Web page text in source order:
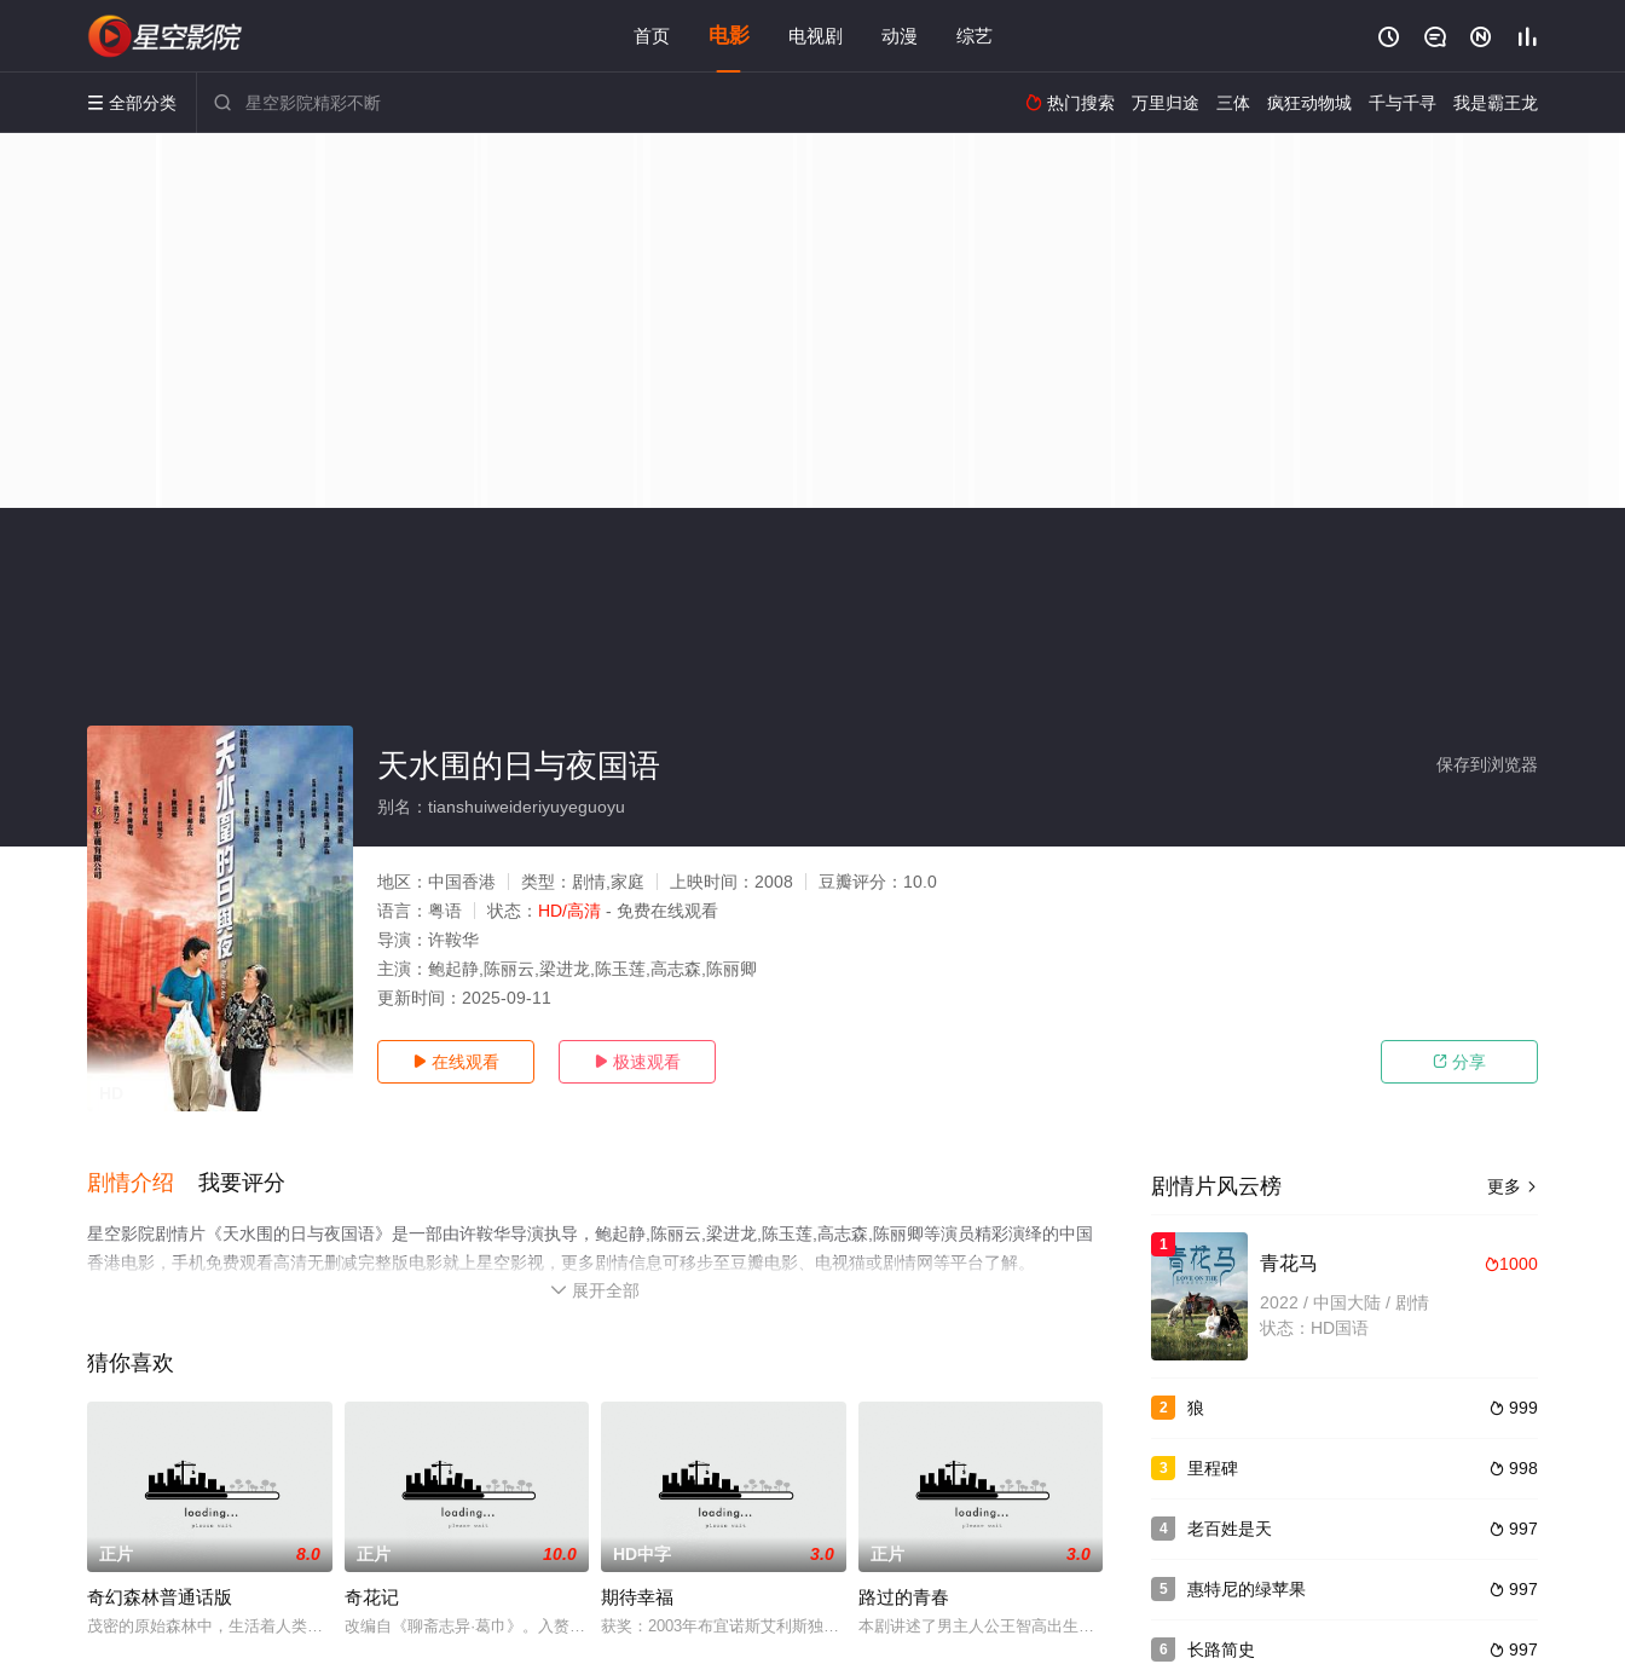
首页 电影 电视剧 动漫 综艺    
 全部分类   热门搜索 万里归途 三体 疯狂动物城 千与千寻 我是霸王龙
保存到浏览器
天水围的日与夜国语
别名：tianshuiweideriyuyeguoyu
地区： 中国香港 类型： 剧情,家庭 上映时间： 2008 豆瓣评分： 10.0
语言： 粤语 状态： HD/高清 - 免费在线观看
导演： 许鞍华
主演： 鲍起静,陈丽云,梁进龙,陈玉莲,高志森,陈丽卿
更新时间： 2025-09-11
 在线观看  极速观看  分享
剧情介绍 我要评分
星空影院剧情片《天水围的日与夜国语》是一部由许鞍华导演执导，鲍起静,陈丽云,梁进龙,陈玉莲,高志森,陈丽卿等演员精彩演绎的中国
香港电影，手机免费观看高清无删减完整版电影就上星空影视，更多剧情信息可移步至豆瓣电影、电视猫或剧情网等平台了解。
 展开全部
猜你喜欢
正片 8.0
奇幻森林普通话版
茂密的原始森林中，生活着人类小孩毛克利（尼尔·塞西 Neel Sethi 饰）。因某种原因他很小就成为了孤儿，黑豹巴希
正片 10.0
奇花记
改编自《聊斋志异·葛巾》。入赘相府数年的常在田,衣冠光鲜地带着随从魏新突然回到了七年未归的故乡鹿韭村。发现当年的恋人曹
HD中字 3.0
期待幸福
获奖：2003年布宜诺斯艾利斯独立电影节最佳电影
正片 3.0
路过的青春
本剧讲述了男主人公王智高出生在农村，经过刻苦学习考上大学后在校园里勤工俭学，并与班花苏阳产生的一
更多 
剧情片风云榜
1
1000
青花马
2022 / 中国大陆 / 剧情
状态：HD国语
2  999
狼
3  998
里程碑
4  997
老百姓是天
5  997
惠特尼的绿苹果
6  997
长路简史